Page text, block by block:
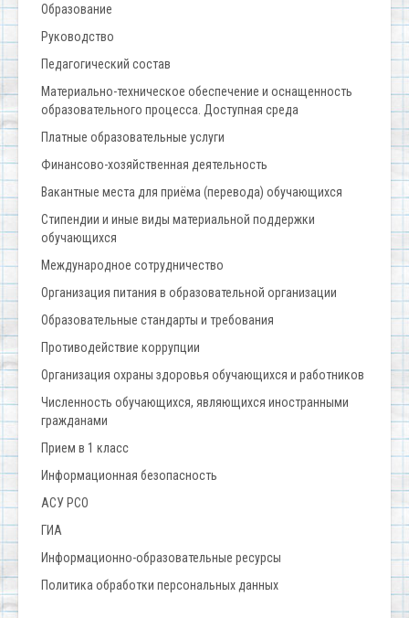
Образование
Руководство
Педагогический состав
Материально-техническое обеспечение и оснащенность
образовательного процесса. Доступная среда
Платные образовательные услуги
Финансово-хозяйственная деятельность
Вакантные места для приёма (перевода) обучающихся
Стипендии и иные виды материальной поддержки
обучающихся
Международное сотрудничество
Организация питания в образовательной организации
Образовательные стандарты и требования
Противодействие коррупции
Организация охраны здоровья обучающихся и работников
Численность обучающихся, являющихся иностранными
гражданами
Прием в 1 класс
Информационная безопасность
АСУ РСО
ГИА
Информационно-образовательные ресурсы
Политика обработки персональных данных